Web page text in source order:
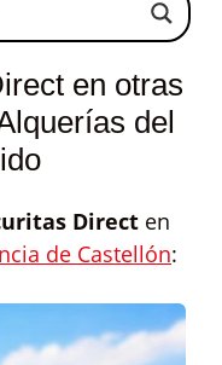
en otras
del
Directen
de Castellón: